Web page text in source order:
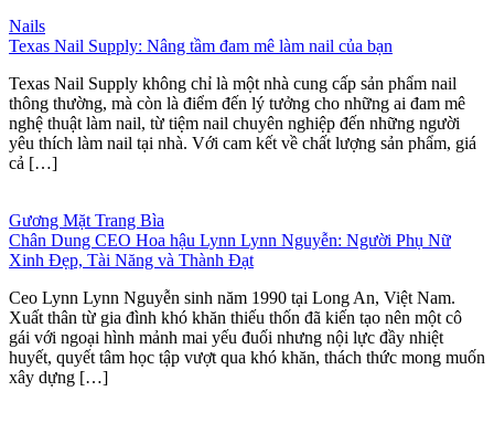
Nails
Texas Nail Supply: Nâng tầm đam mê làm nail của bạn
Texas Nail Supply không chỉ là một nhà cung cấp sản phẩm nail
thông thường, mà còn là điểm đến lý tưởng cho những ai đam mê
nghệ thuật làm nail, từ tiệm nail chuyên nghiệp đến những người
yêu thích làm nail tại nhà. Với cam kết về chất lượng sản phẩm, giá
cả […]
Gương Mặt Trang Bìa
Chân Dung CEO Hoa hậu Lynn Lynn Nguyễn: Người Phụ Nữ
Xinh Đẹp, Tài Năng và Thành Đạt
Ceo Lynn Lynn Nguyễn sinh năm 1990 tại Long An, Việt Nam.
Xuất thân từ gia đình khó khăn thiếu thốn đã kiến tạo nên một cô
gái với ngoại hình mảnh mai yếu đuối nhưng nội lực đầy nhiệt
huyết, quyết tâm học tập vượt qua khó khăn, thách thức mong muốn
xây dựng […]